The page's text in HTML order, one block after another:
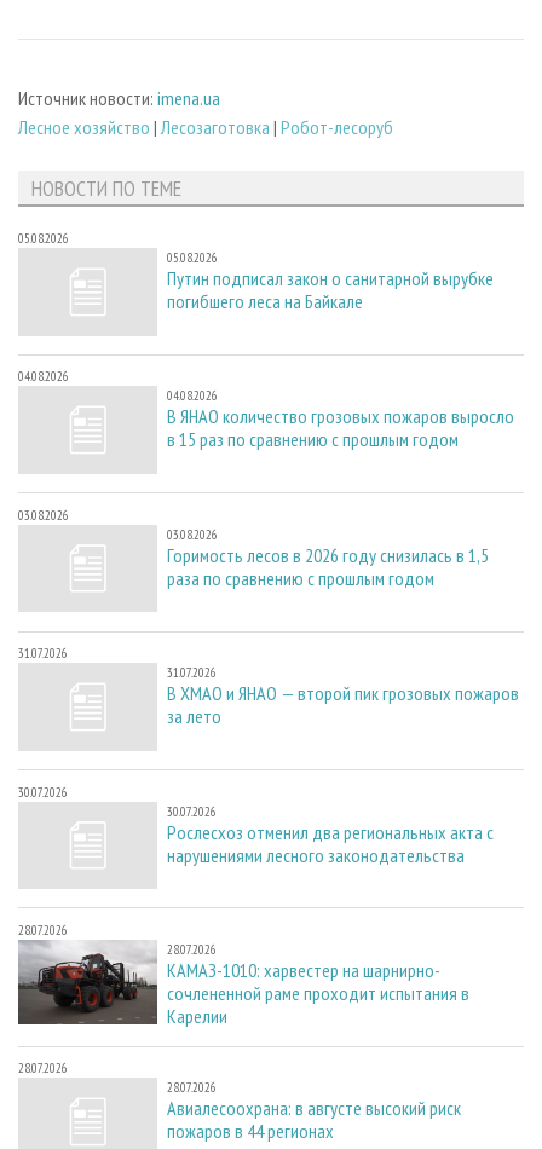
Источник новости: imena.ua
Лесное хозяйство |Лесозаготовка | Робот-лесоруб
НОВОСТИ ПО ТЕМЕ
05.08.2026
05.08.2026
Путин подписал закон о санитарной вырубке
погибшего леса на Байкале
04.08.2026
04.08.2026
В ЯНАО количество грозовых пожаров выросло
в 15 раз по сравнению с прошлым годом
03.08.2026
03.08.2026
Горимость лесов в 2026 году снизилась в 1,5
раза по сравнению с прошлым годом
31.07.2026
31.07.2026
В ХМАО и ЯНАО — второй пик грозовых пожаров
за лето
30.07.2026
30.07.2026
Рослесхоз отменил два региональных акта с
нарушениями лесного законодательства
28.07.2026
28.07.2026
КАМАЗ-1010: харвестер на шарнирно-
сочлененной раме проходит испытания в
Карелии
28.07.2026
28.07.2026
Авиалесоохрана: в августе высокий риск
пожаров в 44 регионах